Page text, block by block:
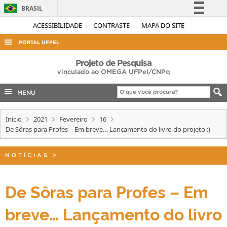
ACESSIBILIDADE CONTRASTE MAPA DO SITE
BRASIL
Simplifique!
Acesso à informação
Legislação
Canais
PORTAL UFPEL
ACESSO À INFORMAÇÃO
COBALTO
CONCURSOS
EDITAIS
INTERNACIONAL
TELEFONES
Projeto de Pesquisa
vinculado ao OMEGA UFPel/CNPq
MENU
Início 2021 Fevereiro
16
De Sôras para Profes – Em breve… Lançamento do livro do projeto :)
NOTÍCIAS >
De Sôras para Profes – Em
breve… Lançamento do livro